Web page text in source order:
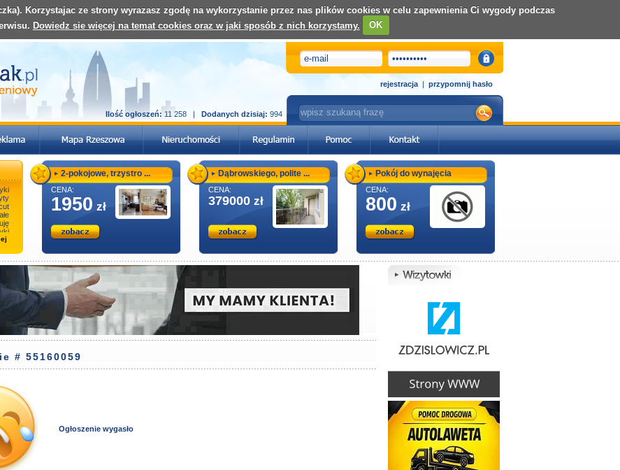
rejestracja | przypomnij hasło
Ilość ogłoszeń: 11 258 | Dodanych dzisiaj: 994
2-pokojowe, trzystro ...
CENA:
1950 zł
Dąbrowskiego, polite ...
CENA:
379000 zł
Pokój do wynajęcia
CENA:
800 zł
# 55160059
Ogłoszenie wygasło
Korzystajac ze strony wyrazasz zgodę na wykorzystanie przez nas plików cookies w celu zapewnienia Ci wygody podczas
Dowiedz sie więcej na temat cookies oraz w jaki sposób z nich korzystamy. OK